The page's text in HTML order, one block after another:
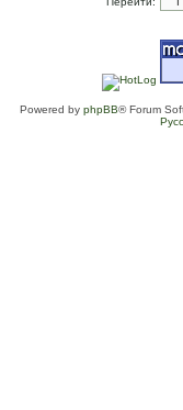
Powered by phpBB® Forum